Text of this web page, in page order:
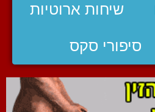
שיחות ארוטיות
סיפורי סקס